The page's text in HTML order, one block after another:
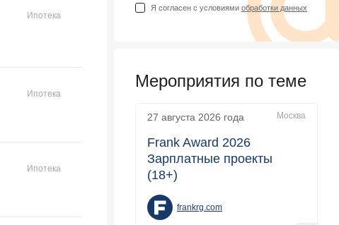
Ипотека
Ипотека
Ипотека
Я согласен с условиями обработки данных
Мероприятия по теме
27 августа 2026 года Москва
Frank Award 2026
Зарплатные проекты
(18+)
frankrg.com